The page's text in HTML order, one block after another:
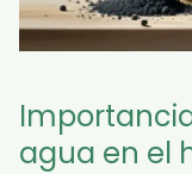
agua en el